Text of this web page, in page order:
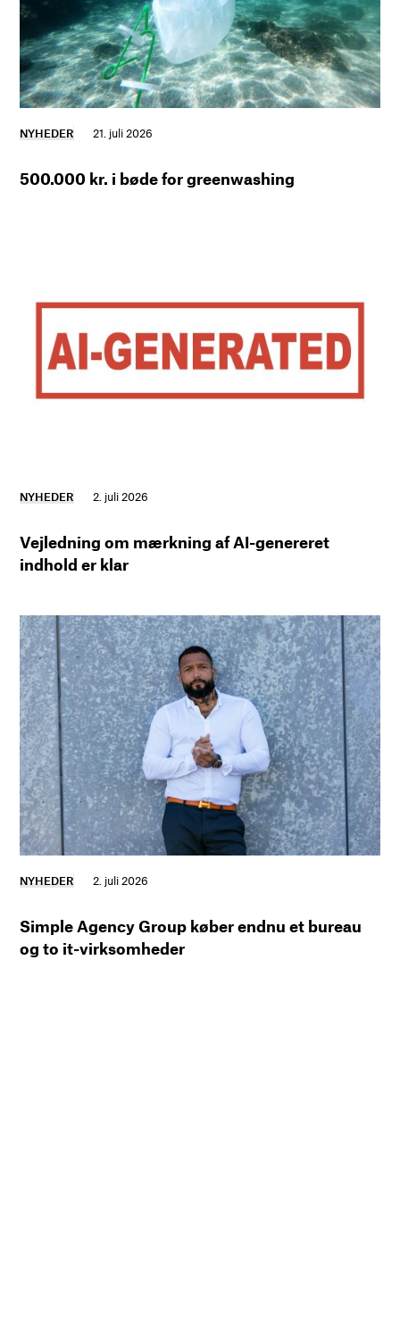
NYHEDER 21. juli 2026
500.000 kr. i bøde for greenwashing
NYHEDER 2. juli 2026
Vejledning om mærkning af AI-genereret
indhold er klar
NYHEDER 2. juli 2026
Simple Agency Group køber endnu et bureau
og to it-virksomheder